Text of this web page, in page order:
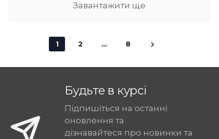
Завантажити ще
1 2 ... 8
Будьте в курсі
Підпишіться на останні
оновлення та
дізнавайтеся про новинки та